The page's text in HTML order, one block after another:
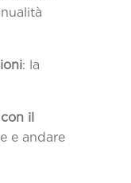
: la
il
e andare